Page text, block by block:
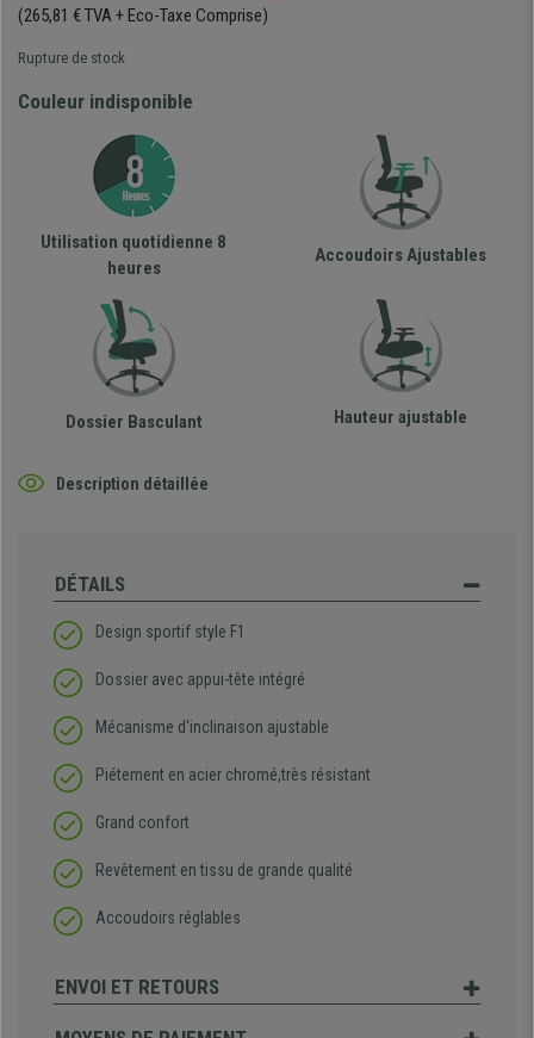
(265,81 € TVA + Eco-Taxe Comprise)
Rupture de stock
Couleur indisponible
Utilisation quotidienne 8
heures
Accoudoirs Ajustables
Dossier Basculant Hauteur ajustable
Description détaillée
DÉTAILS
Design sportif style F1
Dossier avec appui-tête intégré
Mécanisme d'inclinaison ajustable
Piétement en acier chromé,très résistant
Grand confort
Revêtement en tissu de grande qualité
Accoudoirs réglables
ENVOI ET RETOURS